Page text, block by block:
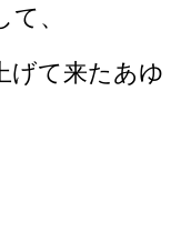
、
げて来たあゆ